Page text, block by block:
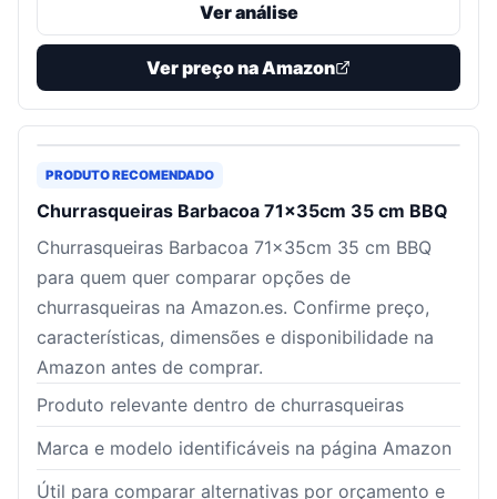
Ver análise
Ver preço na Amazon
PRODUTO RECOMENDADO
Churrasqueiras Barbacoa 71×35cm 35 cm BBQ
Churrasqueiras Barbacoa 71×35cm 35 cm BBQ
para quem quer comparar opções de
churrasqueiras na Amazon.es. Confirme preço,
características, dimensões e disponibilidade na
Amazon antes de comprar.
Produto relevante dentro de churrasqueiras
Marca e modelo identificáveis na página Amazon
Útil para comparar alternativas por orçamento e